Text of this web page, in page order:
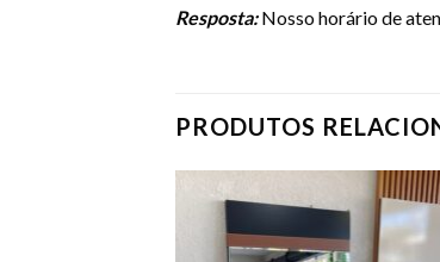
Resposta:Nosso horário de
PRODUTOS
a lista de